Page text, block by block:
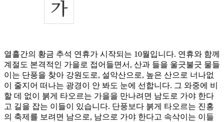
열흘간의 황금 추석 연휴가 시작되는 10월입니다. 연휴와 함께
계절도 본격적인 가을로 접어들면서, 산과 들을 울긋불긋 물들
이는 단풍을 찾아 강원도로, 설악산으로, 높은 산으로 너나없
이 줄지어 떠나는 광경이 안 봐도 눈에 선합니다. 그 와중에 비
할 데 없이 붉게 타오르는 가을을 만나려면 남도로 가야 한다
고 길을 잡는 이들이 있습니다. 단풍보다 붉게 타오르는 진홍
의 축제를 보려면 남으로, 남으로 가야 한다고 속삭이는 이들